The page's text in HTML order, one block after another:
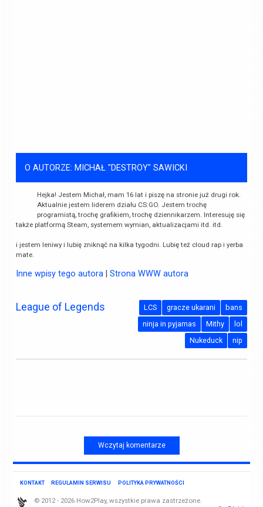
O AUTORZE: MICHAŁ "DESTROY" SAWICKI
Hejka! Jestem Michał, mam 16 lat i piszę na stronie już drugi rok.
Aktualnie jestem liderem działu CS:GO. Jestem trochę
programistą, trochę grafikiem, trochę dziennikarzem. Interesuję się
także platformą Steam, systemem wymian, aktualizacjami itd. itd.
i jestem leniwy i lubię zniknąć na kilka tygodni. Lubię też cloud rap i yerba
mate.
Inne wpisy tego autora |Strona WWW autora
League of Legends bans
gracze ukarani
LCS
lol
Mithy
ninja in pyjamas
nip
Nukeduck
Wczytaj komentarze
KONTAKT REGULAMIN SERWISU POLITYKA PRYWATNOŚCI
© 2012 - 2026 How2Play, wszystkie prawa zastrzeżone.